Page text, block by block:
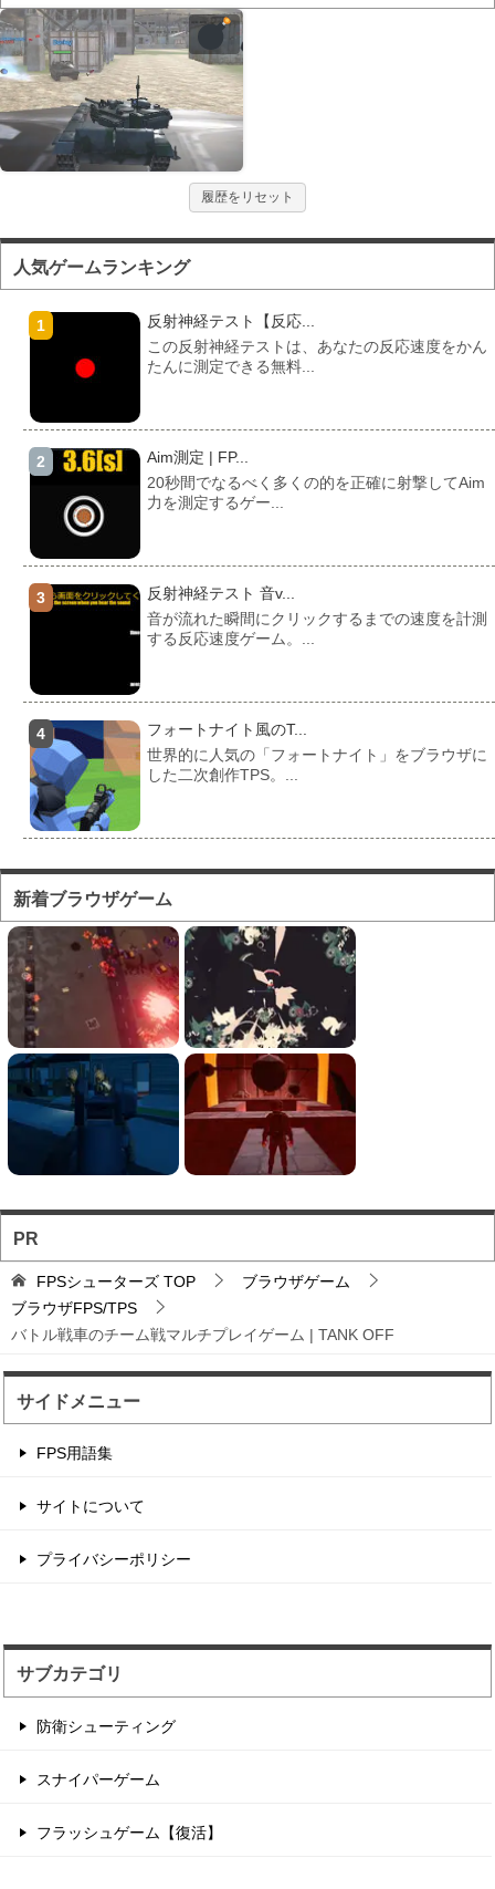
履歴をリセット
人気ゲームランキング
反射神経テスト【反応...
この反射神経テストは、あなたの反応速度をかん
たんに測定できる無料...
Aim測定 | FP...
20秒間でなるべく多くの的を正確に射撃してAim
力を測定するゲー...
反射神経テスト 音v...
音が流れた瞬間にクリックするまでの速度を計測
する反応速度ゲーム。...
フォートナイト風のT...
世界的に人気の「フォートナイト」をブラウザに
した二次創作TPS。...
フォートナイト風のマ...
対人ゲームとしてかなり人気の高い「フォートナ
イト」をブラウザで遊...
フォートナイト風の建...
フォートナイト風の建築バトルが楽しめる無料ブ
ラウザTPS。
ソロとチーム戦を様々...
お手軽に対戦バトルを楽しめるのが魅力のブラウ
バトロワFPS対戦ゲ...
輸送機からパラシュート落下から始まるバトロワ
FPS。
2つのチームに別れてデスマッチ形式のフラッグ
新着ブラウザゲーム
PR
FPSシューターズ TOP
ブラウザゲーム
ブラウザFPS/TPS
バトル戦車のチーム戦マルチプレイゲーム | TANK OFF
サイドメニュー
FPS用語集
サイトについて
プライバシーポリシー
サブカテゴリ
防衛シューティング
スナイパーゲーム
フラッシュゲーム【復活】